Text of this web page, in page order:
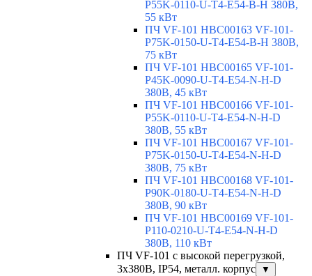
P55K-0110-U-T4-E54-B-H 380В,
55 кВт
ПЧ VF-101 HBC00163 VF-101-
P75K-0150-U-T4-E54-B-H 380В,
75 кВт
ПЧ VF-101 HBC00165 VF-101-
P45K-0090-U-T4-E54-N-H-D
380В, 45 кВт
ПЧ VF-101 HBC00166 VF-101-
P55K-0110-U-T4-E54-N-H-D
380В, 55 кВт
ПЧ VF-101 HBC00167 VF-101-
P75K-0150-U-T4-E54-N-H-D
380В, 75 кВт
ПЧ VF-101 HBC00168 VF-101-
P90K-0180-U-T4-E54-N-H-D
380В, 90 кВт
ПЧ VF-101 HBC00169 VF-101-
P110-0210-U-T4-E54-N-H-D
380В, 110 кВт
ПЧ VF-101 с высокой перегрузкой,
3х380В, IP54, металл. корпус
▼